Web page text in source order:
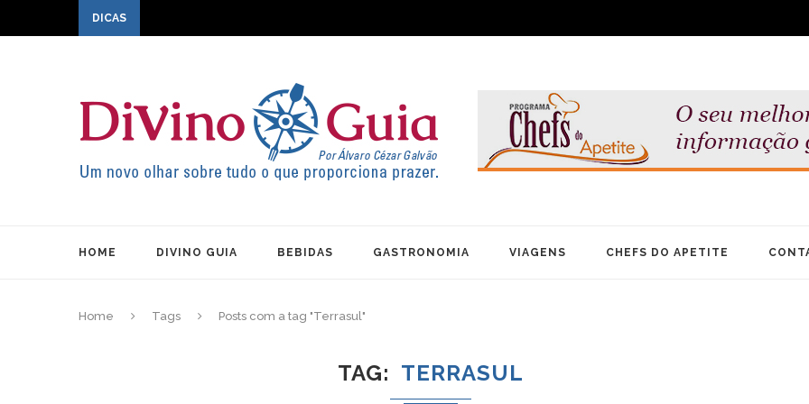
DICAS
HOME DIVINO GUIA BEBIDAS GASTRONOMIA VIAGENS CHEFS DO APETITE
Home Tags Posts com a tag "Terrasul"
TAG TERRASUL